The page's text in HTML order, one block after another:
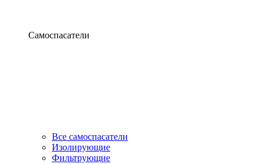
Самоспасатели
Все самоспасатели
Изолирующие
Фильтрующие